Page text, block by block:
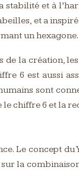
et à
et a
un hexagone.
la création,
6 est aussi
sont
chiffre 6 et la
Le concept
la